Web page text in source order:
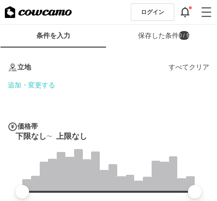
ログイン
条
条件を入力 保存した条件0 / 5
立地 すべてクリア
追加・変更する
価格帯
下限なし 上限なし